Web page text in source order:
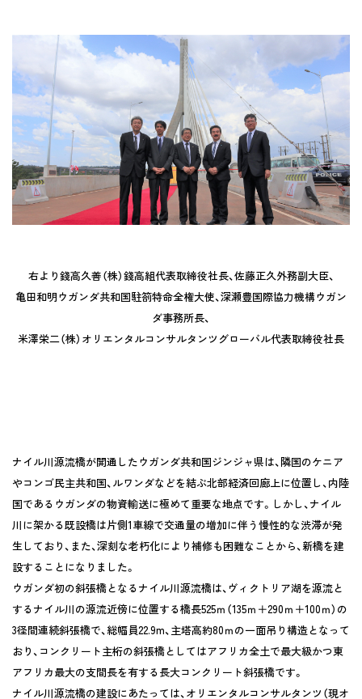
右より錢高久善（株）錢高組代表取締役社長、佐藤正久外務副大臣、
亀田和明ウガンダ共和国駐箚特命全権大使、深瀬豊国際協力機構ウガン
ダ事務所長、
米澤栄二（株）オリエンタルコンサルタンツグローバル代表取締役社長
ナイル川源流橋が開通したウガンダ共和国ジンジャ県は、隣国のケニア
やコンゴ民主共和国、ルワンダなどを結ぶ北部経済回廊上に位置し、内陸
国であるウガンダの物資輸送に極めて重要な地点です。しかし、ナイル
川に架かる既設橋は片側1車線で交通量の増加に伴う慢性的な渋滞が発
生しており、また、深刻な老朽化により補修も困難なことから、新橋を建
設することになりました。
ウガンダ初の斜張橋となるナイル川源流橋は、ヴィクトリア湖を源流と
するナイル川の源流近傍に位置する橋長525ｍ（135ｍ＋290ｍ＋100ｍ）の
3径間連続斜張橋で、総幅員22.9m、主塔高約80ｍの一面吊り構造となって
おり、コンクリート主桁の斜張橋としてはアフリカ全土で最大級かつ東
アフリカ最大の支間長を有する長大コンクリート斜張橋です。
ナイル川源流橋の建設にあたっては、オリエンタルコンサルタンツ（現オ